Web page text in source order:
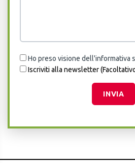
Ho preso visione dell'informativa
Iscriviti alla newsletter
INVIA